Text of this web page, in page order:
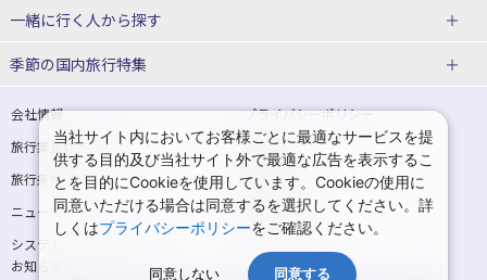
山形県
関東
埼玉県 千葉県
茨城県 栃木県
北陸
宮城県ホテル・旅館
山形県ホテル・旅館
東京都ホテル・旅館 神奈川県ホテル・旅館
埼玉県ホテル・旅館 千葉県ホテル・旅館
茨城県ホテル・旅館 栃木県ホテル・旅館
群馬県ホテル・旅館
十勝川温泉(北海道)
洞爺湖温泉(北海道)
層雲峡温泉(北海道) 知床温泉(北海道)
東北
花巻温泉(岩手) 蔵王温泉(山形)
かみのやま温泉(山形) 鳴子温泉(宮城)
北海道旅行・ツアー
東北
青森旅行・ツアー 岩手旅行・ツアー
宮城旅行・ツアー 秋田旅行・ツアー
山形旅行・ツアー 福島旅行・ツアー
東京ディズニーリゾート®への旅
ユニバーサル・スタジオ・ジャパ
一緒に行く人から探す
一人旅 国内版
カップル・夫婦旅行 国内版 女子旅 国内版
卒業旅行・学生旅行 国内版
季節の国内旅行特集
桜・お花見特集
ゴールデンウィーク（GW）の国内
旅行
夏休み・お盆の国内旅行 7月の国内旅行
8月の国内旅行 9月の国内旅行
10月の国内旅行 11月の国内旅行
会社情報
プライバシーポリシー
旅行業登録票・約款
規約集
旅行条件書
商標について
ニュースリリース
採用情報
システムメンテナンスの
お知らせ
当社サイト内においてお客様ごとに最適なサービスを提
供する目的及び当社サイト外で最適な広告を表示するこ
とを目的にCookieを使用しています。Cookieの使用に
同意いただける場合は同意するを選択してください。詳
しくはプライバシーポリシーをご確認ください。
同意しない 同意する